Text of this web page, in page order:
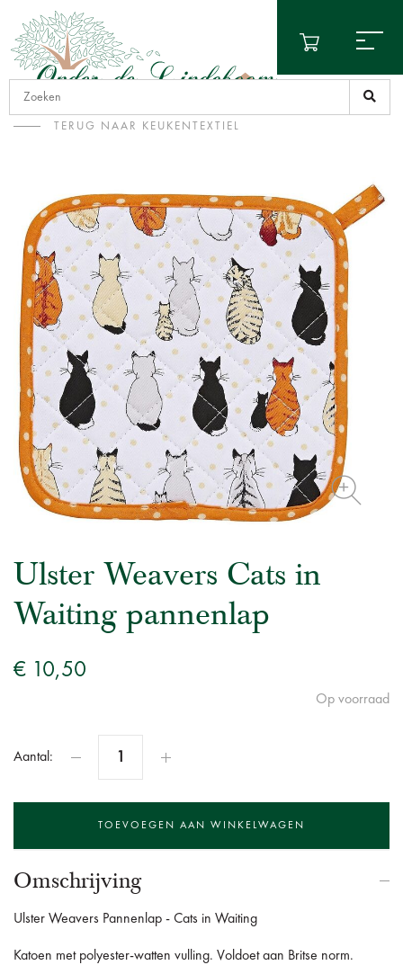
TERUG NAAR KEUKENTEXTIEL
Ulster Weavers Cats in
Waiting pannenlap
€ 10,50
Op voorraad
Aantal:
Omschrijving
Ulster Weavers Pannenlap - Cats in Waiting
Katoen met polyester-watten vulling. Voldoet aan Britse norm.